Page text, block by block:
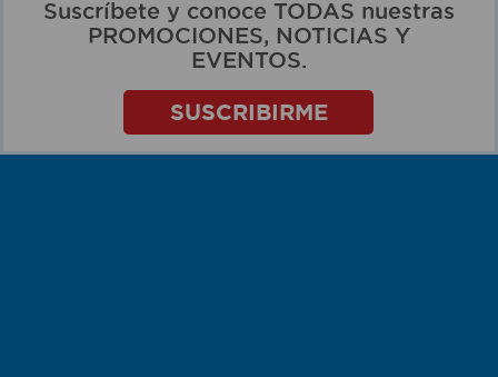
Suscríbete y conoce TODAS nuestras
PROMOCIONES, NOTICIAS Y
EVENTOS.
SUSCRIBIRME